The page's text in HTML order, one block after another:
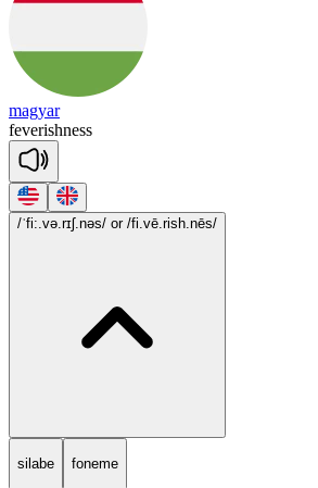
magyar
feverishness
/ˈfi:.və.rɪʃ.nəs/ or /fi.vē.rish.nēs/
silabe foneme